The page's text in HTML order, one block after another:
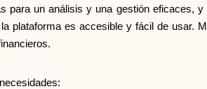
para un análisis y una gestión eficaces,
plataforma es accesible y fácil de usar.